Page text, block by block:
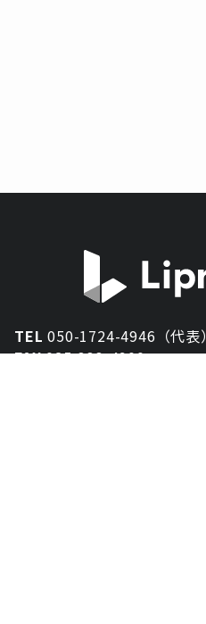
TEL050-1724-4946（代表）
FAX025-333-4900